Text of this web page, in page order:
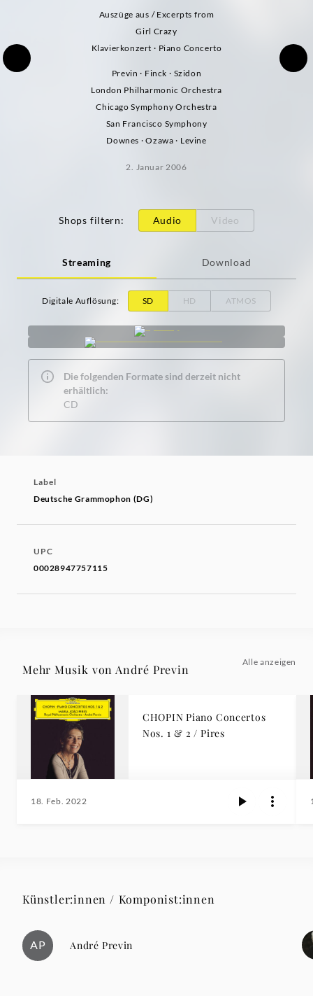
Auszüge aus / Excerpts from
Girl Crazy
Klavierkonzert · Piano Concerto
Previn · Finck · Szidon
London Philharmonic Orchestra
Chicago Symphony Orchestra
San Francisco Symphony
Downes · Ozawa · Levine
2. Januar 2006
Shops filtern: Audio Video
Streaming Download
Digitale Auflösung: SD HD ATMOS
Die folgenden Formate sind derzeit nicht
erhältlich:
CD
Label
Deutsche Grammophon (DG)
UPC
00028947757115
Mehr Musik von André Previn
Alle anzeigen
CHOPIN Piano Concertos
Nos. 1 & 2 / Pires
18. Feb. 2022
Künstler:innen / Komponist:innen
AP André Previn